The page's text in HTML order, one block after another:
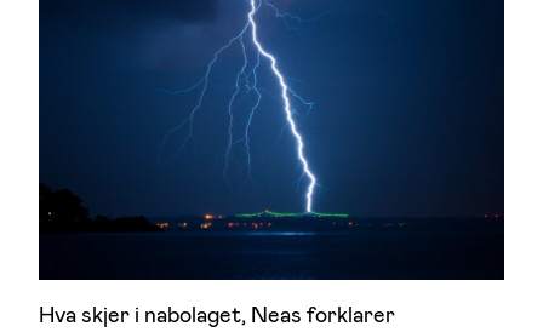
Hva skjer i nabolaget, Neas forklarer